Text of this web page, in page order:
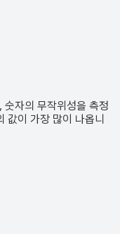
자의 무작위성을 측정
이 가장 많이 나옵니